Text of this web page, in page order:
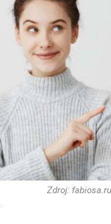
Zdroj: fabiosa.ru